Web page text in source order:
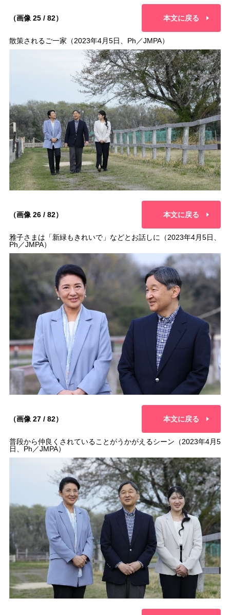
（画像 25 / 82） 本文に戻る
散策されるご一家（2023年4月5日、Ph／JMPA）
（画像 26 / 82） 本文に戻る
雅子さまは「新緑もきれいで」などとお話しに（2023年4月5日、
Ph／JMPA）
（画像 27 / 82） 本文に戻る
普段から仲良くされていることがうかがえるシーン（2023年4月5
日、Ph／JMPA）